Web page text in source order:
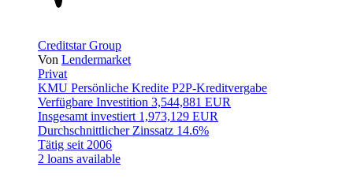
Creditstar Group
Von Lendermarket
Privat
KMU Persönliche Kredite P2P-Kreditvergabe
Verfügbare Investition 3,544,881 EUR
Insgesamt investiert 1,973,129 EUR
Durchschnittlicher Zinssatz 14.6%
Tätig seit 2006
2 loans available